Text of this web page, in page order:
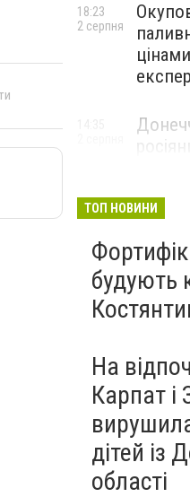
18:23
2 серпня
ТОП НОВИНИ
будують
На
Карпат і
дітей із
області